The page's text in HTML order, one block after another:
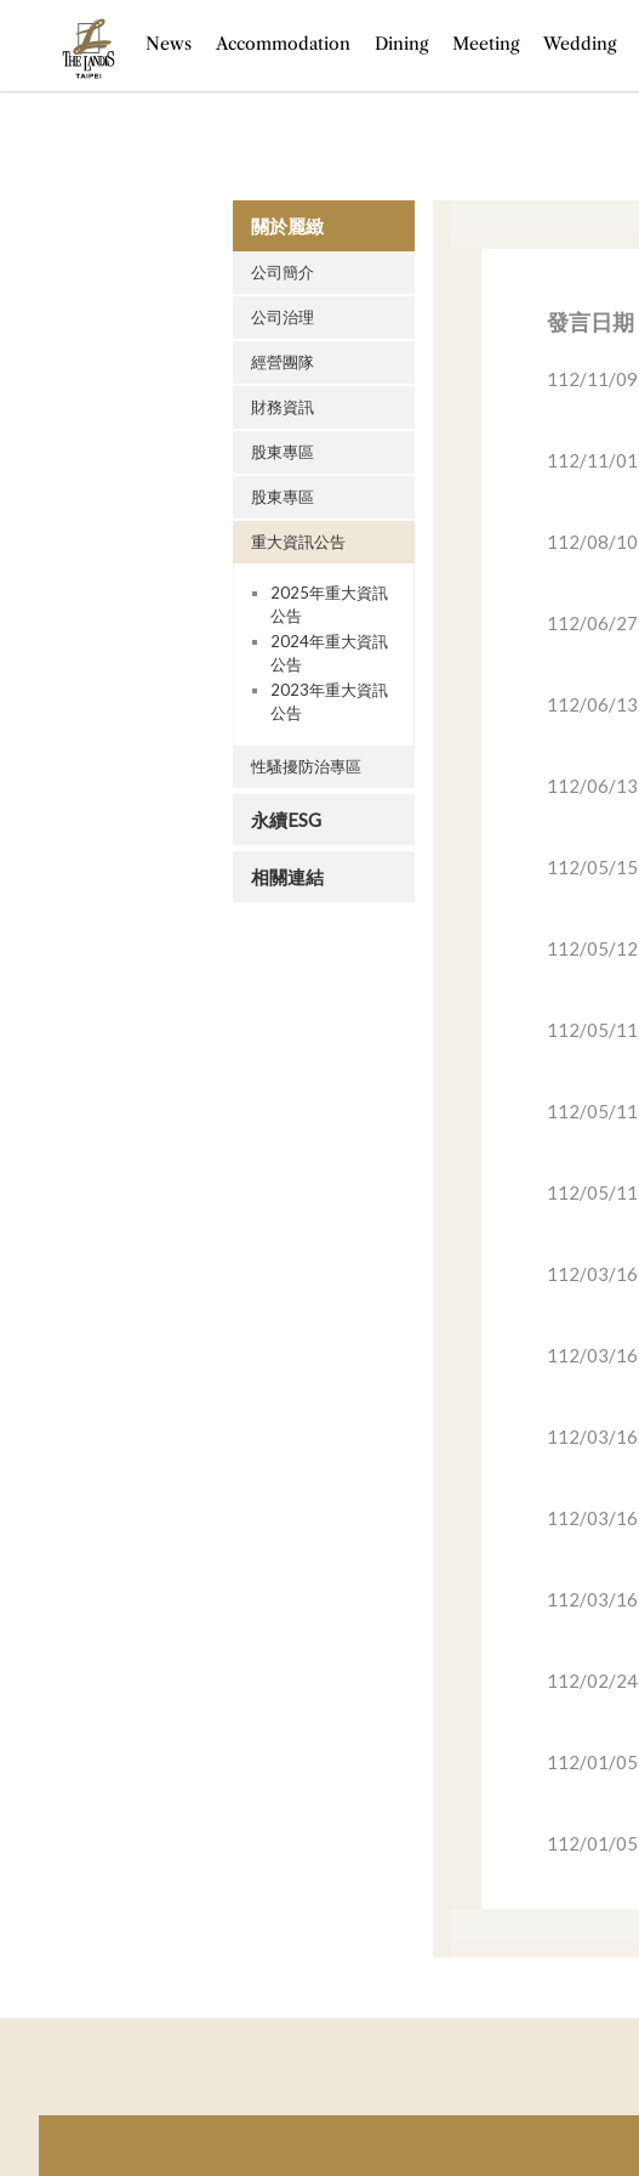
News Accommodation (current)
Dining Meeting Wedding
關於麗緻
公司簡介
公司治理
經營團隊
財務資訊
股東專區
股東專區
重大資訊公告
2025年重大資訊
公告
2024年重大資訊
公告
2023年重大資訊
公告
性騷擾防治專區
永續ESG
相關連結
發言日期
112/11/09
112/11/01
112/08/10
112/06/27
112/06/13
112/06/13
112/05/15
112/05/12
112/05/11
112/05/11
112/05/11
112/03/16
112/03/16
112/03/16
112/03/16
112/03/16
112/02/24
112/01/05
112/01/05